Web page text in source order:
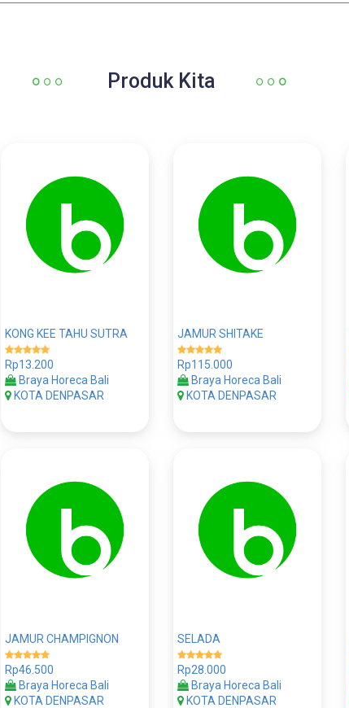
Produk Kita
KONG KEE TAHU SUTRA
Rp13.200
Braya Horeca Bali
KOTA DENPASAR
JAMUR SHITAKE
Rp115.000
Braya Horeca Bali
KOTA DENPASAR
JAMUR CHAMPIGNON
Rp46.500
Braya Horeca Bali
KOTA DENPASAR
SELADA
Rp28.000
Braya Horeca Bali
KOTA DENPASAR